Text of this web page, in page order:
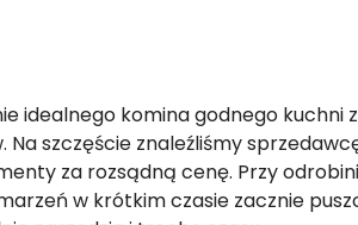
idealnego komina godnego kuchni z
Na szczęście znaleźliśmy
za rozsądną cenę. Przy
w krótkim czasie zacznie